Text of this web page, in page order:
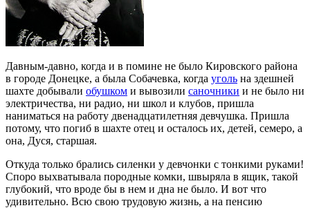
Давным-давно, когда и в помине не было Кировского района
в городе Донецке, а была Собачевка, когда уголь на здешней
шахте добывали обушком и вывозили саночники и не было ни
электричества, ни радио, ни школ и клубов, пришла
наниматься на работу двенадцатилетняя девчушка. Пришла
потому, что погиб в шахте отец и осталось их, детей, семеро, а
она, Дуся, старшая.
Откуда только брались силенки у девчонки с тонкими руками!
Споро выхватывала породные комки, швыряла в ящик, такой
глубокий, что вроде бы в нем и дна не было. И вот что
удивительно. Всю свою трудовую жизнь, а на пенсию